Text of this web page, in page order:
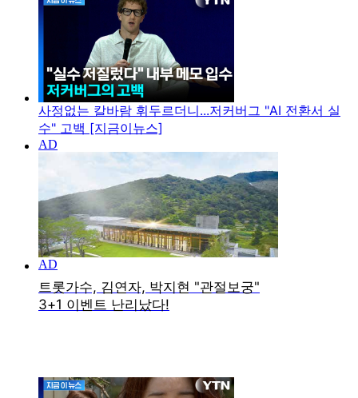
사정없는 칼바람 휘두르더니...저커버그 "AI 전환서 실
수" 고백 [지금이뉴스]